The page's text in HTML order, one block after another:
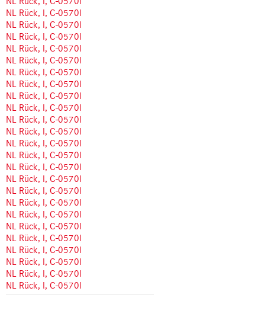
NL Rück, I, C-0570l
NL Rück, I, C-0570l
NL Rück, I, C-0570l
NL Rück, I, C-0570l
NL Rück, I, C-0570l
NL Rück, I, C-0570l
NL Rück, I, C-0570l
NL Rück, I, C-0570l
NL Rück, I, C-0570l
NL Rück, I, C-0570l
NL Rück, I, C-0570l
NL Rück, I, C-0570l
NL Rück, I, C-0570l
NL Rück, I, C-0570l
NL Rück, I, C-0570l
NL Rück, I, C-0570l
NL Rück, I, C-0570l
NL Rück, I, C-0570l
NL Rück, I, C-0570l
NL Rück, I, C-0570l
NL Rück, I, C-0570l
NL Rück, I, C-0570l
NL Rück, I, C-0570l
NL Rück, I, C-0570l